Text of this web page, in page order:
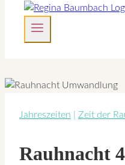
Jahreszeiten Zeit der
Rauhnacht